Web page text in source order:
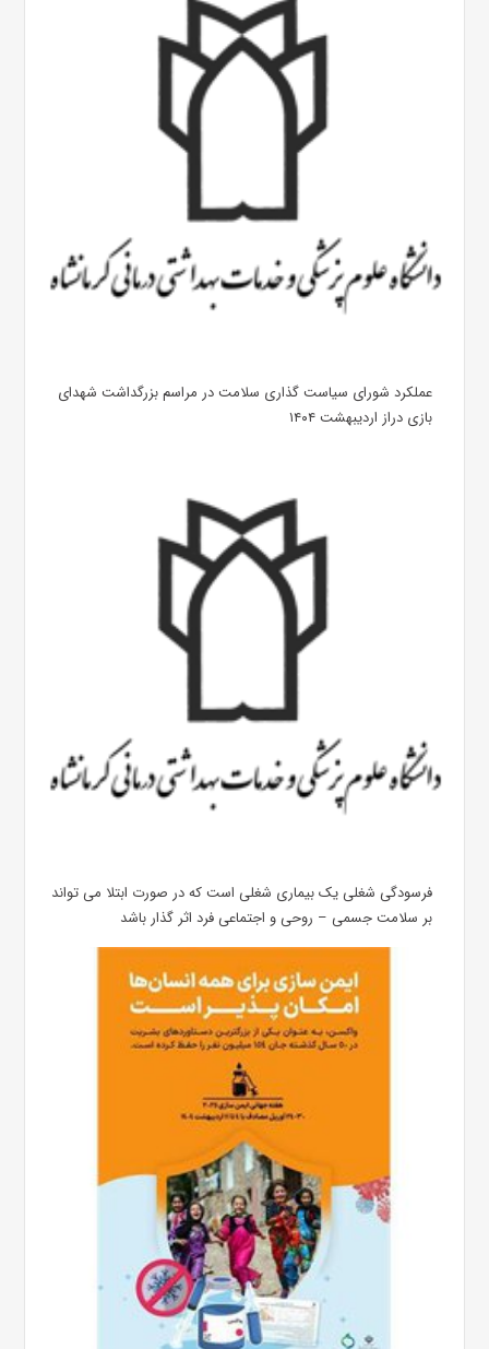
عملکرد شورای سیاست گذاری سلامت در مراسم بزرگداشت شهدای
بازی دراز اردیبهشت ۱۴۰۴
فرسودگی شغلی یک بیماری شغلی است که در صورت ابتلا می تواند
بر سلامت جسمی – روحی و اجتماعی فرد اثر گذار باشد